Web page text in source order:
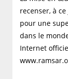
recenser, à
pour une
dans le
Internet